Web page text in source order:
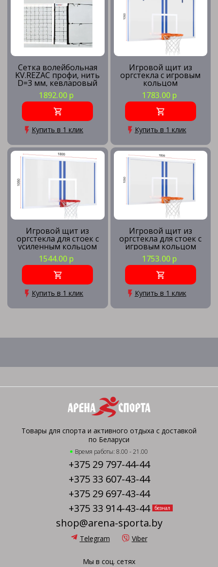
Сетка волейбольная
KV.REZAC профи, нить
D=3 мм, кевларовый
трос
1892.00 р
Купить в 1 клик
Игровой щит из
оргстекла с игровым
кольцом
1783.00 р
Купить в 1 клик
Игровой щит из
оргстекла для стоек с
усиленным кольцом
1544.00 р
Купить в 1 клик
Игровой щит из
оргстекла для стоек с
игровым кольцом
1753.00 р
Купить в 1 клик
Товары для спорта и активного отдыха с доставкой
по Беларуси
Время работы: 8.00 - 21.00
+375 29 797-44-44
+375 33 607-43-44
+375 29 697-43-44
+375 33 914-43-44
безнал
shop@arena-sporta.by
Telegram Viber
Мы в соц. сетях